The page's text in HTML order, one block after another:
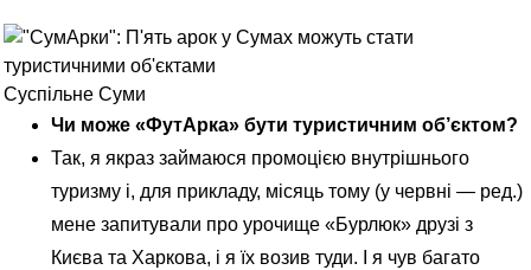
Суспільне Суми
Чи може «ФутАрка» бути туристичним об’єктом?
Так, я якраз займаюся промоцією внутрішнього
туризму і, для прикладу, місяць тому (у червні — ред.)
мене запитували проурочище «Бурлюк» друзі з
Києва та Харкова, і я їх возив туди. І я чув багато